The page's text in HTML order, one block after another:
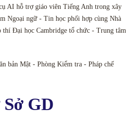
AI hỗ trợ giáo viên Tiếng Anh trong xây
Ngoại ngữ - Tin học phối hợp cùng Nhà
thí Đại học Cambridge tổ chức - Trung tâm
bản Mật - Phòng Kiểm tra - Pháp chế
GD